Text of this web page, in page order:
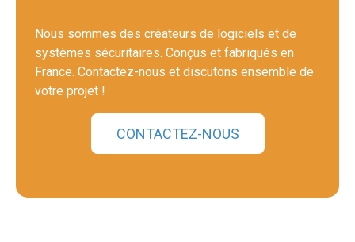
Nous sommes des créateurs de logiciels et de
systèmes sécuritaires. Conçus et fabriqués en
France. Contactez-nous et discutons ensemble de
votre projet !
CONTACTEZ-NOUS